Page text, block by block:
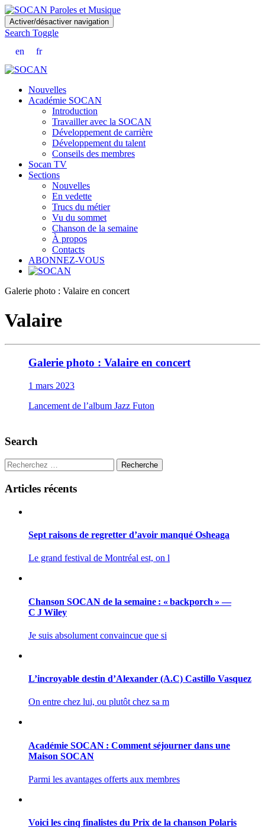
Skip
to
main
content
Activer/désactiver navigation
Search Toggle
en
fr
Nouvelles
Académie SOCAN
Introduction
Travailler avec la SOCAN
Développement de carrière
Développement du talent
Conseils des membres
Socan TV
Sections
Nouvelles
En vedette
Trucs du métier
Vu du sommet
Chanson de la semaine
À propos
Contacts
ABONNEZ-VOUS
Galerie photo : Valaire en concert
Valaire
Galerie photo : Valaire en concert
1 mars 2023
Lancement de l’album Jazz Futon
Search
Recherche
Articles récents
Sept raisons de regretter d’avoir manqué Osheaga
Le grand festival de Montréal est, on l
Chanson SOCAN de la semaine : « backporch » —
C J Wiley
Je suis absolument convaincue que si
L’incroyable destin d’Alexander (A.C) Castillo Vasquez
On entre chez lui, ou plutôt chez sa m
Académie SOCAN : Comment séjourner dans une
Maison SOCAN
Parmi les avantages offerts aux membres
Voici les cinq finalistes du Prix de la chanson Polaris